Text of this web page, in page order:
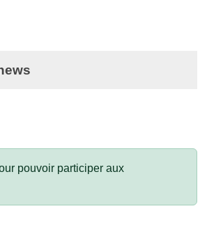
pouvoir participer aux